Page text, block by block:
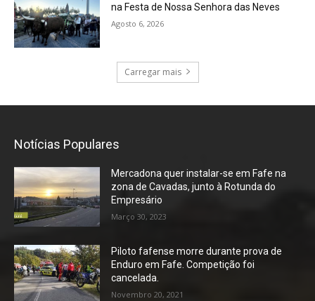
na Festa de Nossa Senhora das Neves
Agosto 6, 2026
Carregar mais
Notícias Populares
Mercadona quer instalar-se em Fafe na
zona de Cavadas, junto à Rotunda do
Empresário
Março 30, 2023
Piloto fafense morre durante prova de
Enduro em Fafe. Competição foi
cancelada.
Novembro 20, 2021